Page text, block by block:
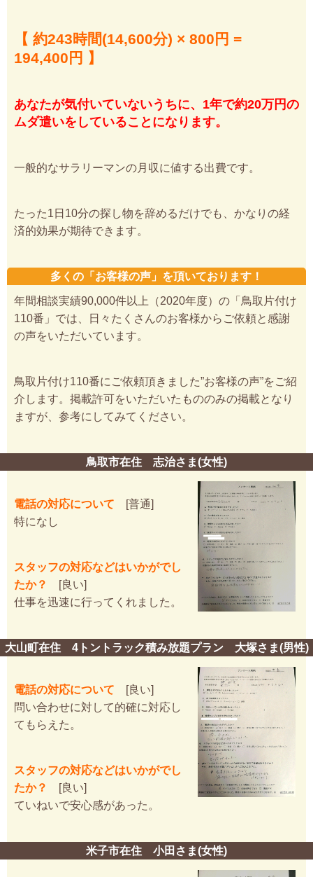
【 約243時間(14,600分) × 800円 =
194,400円 】
あなたが気付いていないうちに、1年で約20万円の
ムダ遣いをしていることになります。
一般的なサラリーマンの月収に値する出費です。
たった1日10分の探し物を辞めるだけでも、かなりの経
済的効果が期待できます。
多くの「お客様の声」を頂いております！
年間相談実績90,000件以上（2020年度）の「鳥取片付け
110番」では、日々たくさんのお客様からご依頼と感謝
の声をいただいています。
鳥取片付け110番にご依頼頂きました”お客様の声”をご紹
介します。掲載許可をいただいたもののみの掲載となり
ますが、参考にしてみてください。
鳥取市在住 志治さま(女性)
電話の対応について [普通]
特になし
スタッフの対応などはいかがでし
たか？
[良い]
仕事を迅速に行ってくれました。
大山町在住 4トントラック積み放題プラン 大塚さま(男性)
電話の対応について [良い]
問い合わせに対して的確に対応し
てもらえた。
スタッフの対応などはいかがでし
たか？
[良い]
ていねいで安心感があった。
米子市在住 小田さま(女性)